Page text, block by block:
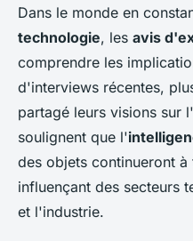
Dans le monde en
technologie, les avis
comprendre les
d'interviews récentes,
partagé leurs visions sur
soulignent que l'
des objets continueront
influençant des secteurs
et l'industrie.